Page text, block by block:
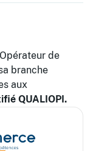
de
branche
aux
QUALIOPI.